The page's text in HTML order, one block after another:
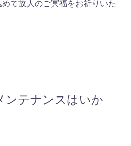
て故人のご冥福をお祈りいた
ンテナンスはいか